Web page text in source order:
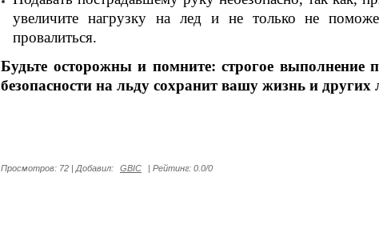
увеличите нагрузку на лед и не только не
провалиться.
Будьте осторожны и помните: строгое выполнение
безопасности на льду сохранит вашу жизнь и других
Просмотров: 72 | Добавил: GBIC | Рейтинг: 0.0/0